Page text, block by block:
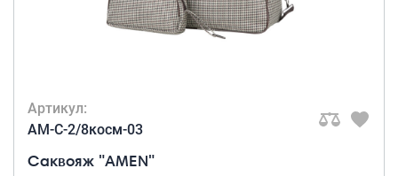
Бьюти-кейсы
Саквояжи
Сумки деловые
Артикул:
AM-C-2/8косм-03
Саквояж "AMEN"